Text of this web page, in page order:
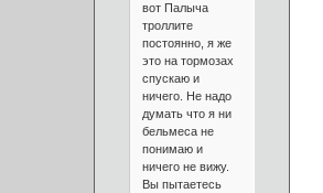
вот Палыча
троллите
постоянно, я же
это на тормозах
спускаю и
ничего. Не надо
думать что я ни
бельмеса не
понимаю и
ничего не вижу.
Вы пытаетесь